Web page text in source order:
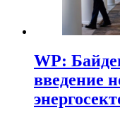
WP:
введение